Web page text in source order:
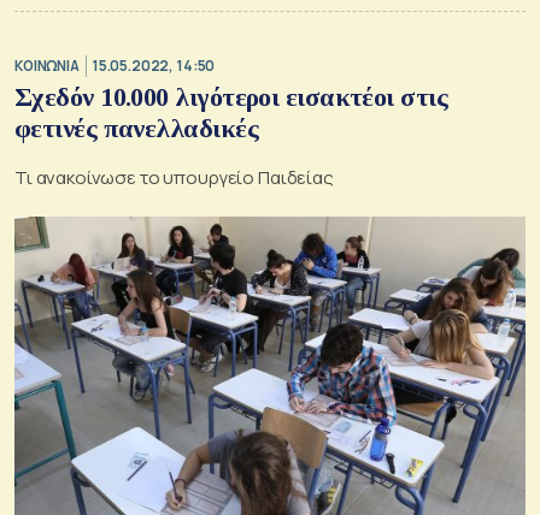
ΚΟΙΝΩΝΙΑ 15.05.2022, 14:50
Σχεδόν 10.000 λιγότεροι εισακτέοι στις
φετινές πανελλαδικές
Τι ανακοίνωσε το υπουργείο Παιδείας